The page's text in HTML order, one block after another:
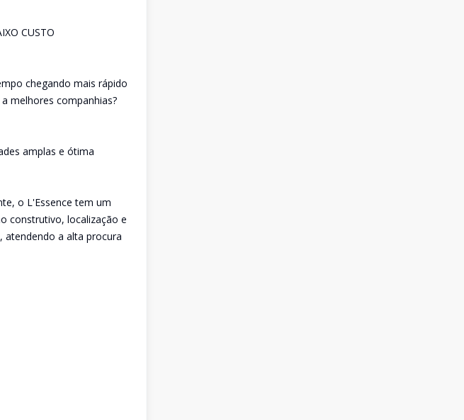
CUSTO
chegando mais rápido
melhores companhias?
amplas e ótima
o L'Essence tem um
construtivo, localização e
atendendo a alta procura